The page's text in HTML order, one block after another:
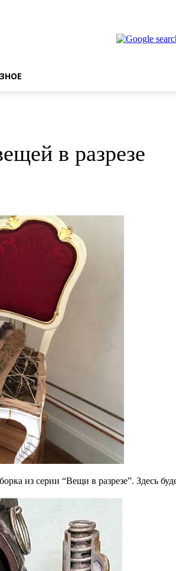
в разрезе
из серии “Вещи в разрезе”. Здесь